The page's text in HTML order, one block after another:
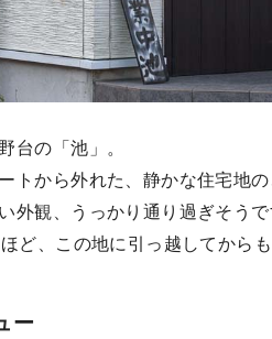
台の「池」。
トから外れた、静かな住宅地の
外観、うっかり通り過ぎそうで
ど、この地に引っ越してから
ー